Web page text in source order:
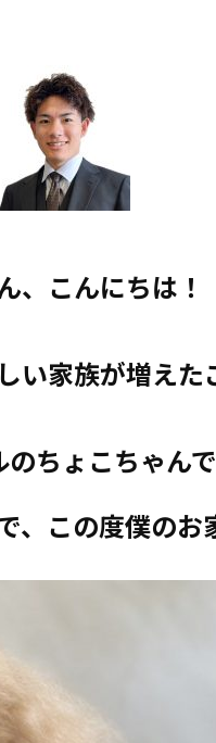
、こんにちは！
い家族が増えた
のちょこちゃん
、この度僕の